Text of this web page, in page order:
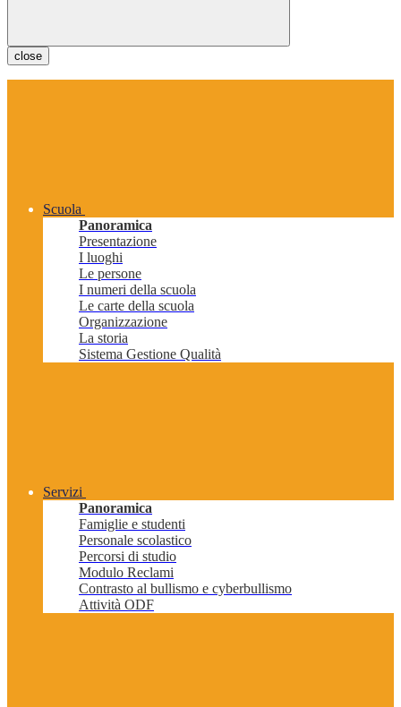
close
Scuola
Panoramica
Presentazione
I luoghi
Le persone
I numeri della scuola
Le carte della scuola
Organizzazione
La storia
Sistema Gestione Qualità
Servizi
Panoramica
Famiglie e studenti
Personale scolastico
Percorsi di studio
Modulo Reclami
Contrasto al bullismo e cyberbullismo
Attività ODF